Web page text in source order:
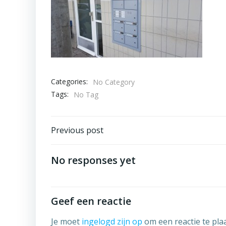
Categories:
No Category
Tags:
No Tag
Bericht
navigatie
Previous post
No responses yet
Geef een reactie
Je moet ingelogd zijn op om een reactie te